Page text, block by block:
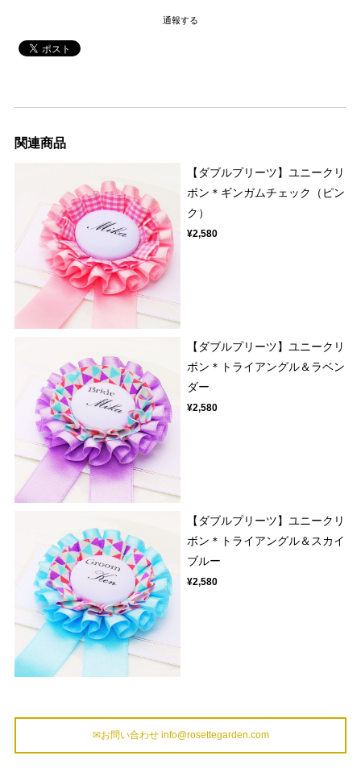
通報する
関連商品
【ダブルプリーツ】ユニークリ
ボン＊ギンガムチェック（ピン
ク）
¥2,580
【ダブルプリーツ】ユニークリ
ボン＊トライアングル＆ラベン
ダー
¥2,580
【ダブルプリーツ】ユニークリ
ボン＊トライアングル＆スカイ
ブルー
¥2,580
✉お問い合わせ info@rosettegarden.com